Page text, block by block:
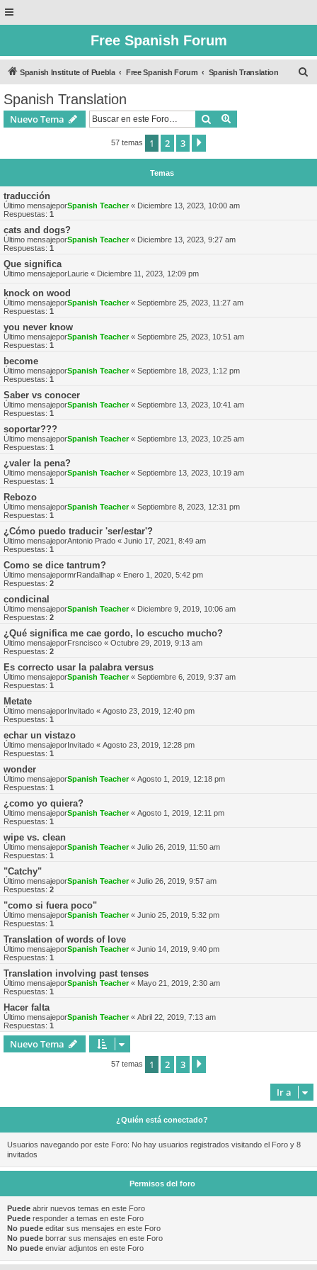
Free Spanish Forum
Spanish Institute of Puebla Free Spanish Forum Spanish Translation
Spanish Translation
Nuevo Tema Buscar
57 temas 1 2 3
Temas
traducción
Último mensajeporSpanish Teacher« Diciembre 13, 2023, 10:00 am
Respuestas: 1
cats and dogs?
Último mensajeporSpanish Teacher« Diciembre 13, 2023, 9:27 am
Respuestas: 1
Que significa
Último mensajeporLaurie « Diciembre 11, 2023, 12:09 pm
knock on wood
Último mensajeporSpanish Teacher« Septiembre 25, 2023, 11:27 am
Respuestas: 1
you never know
Último mensajeporSpanish Teacher« Septiembre 25, 2023, 10:51 am
Respuestas: 1
become
Último mensajeporSpanish Teacher« Septiembre 18, 2023, 1:12 pm
Respuestas: 1
Saber vs conocer
Último mensajeporSpanish Teacher« Septiembre 13, 2023, 10:41 am
Respuestas: 1
soportar???
Último mensajeporSpanish Teacher« Septiembre 13, 2023, 10:25 am
Respuestas: 1
¿valer la pena?
Último mensajeporSpanish Teacher« Septiembre 13, 2023, 10:19 am
Respuestas: 1
Rebozo
Último mensajeporSpanish Teacher« Septiembre 8, 2023, 12:31 pm
Respuestas: 1
¿Cómo puedo traducir 'ser/estar'?
Último mensajeporAntonio Prado « Junio 17, 2021, 8:49 am
Respuestas: 1
Como se dice tantrum?
Último mensajepormrRandallhap « Enero 1, 2020, 5:42 pm
Respuestas: 2
condicinal
Último mensajeporSpanish Teacher« Diciembre 9, 2019, 10:06 am
Respuestas: 2
¿Qué significa me cae gordo, lo escucho mucho?
Último mensajeporFrsncisco « Octubre 29, 2019, 9:13 am
Respuestas: 2
Es correcto usar la palabra versus
Último mensajeporSpanish Teacher« Septiembre 6, 2019, 9:37 am
Respuestas: 1
Metate
Último mensajeporInvitado « Agosto 23, 2019, 12:40 pm
Respuestas: 1
echar un vistazo
Último mensajeporInvitado « Agosto 23, 2019, 12:28 pm
Respuestas: 1
wonder
Último mensajeporSpanish Teacher« Agosto 1, 2019, 12:18 pm
Respuestas: 1
¿como yo quiera?
Último mensajeporSpanish Teacher« Agosto 1, 2019, 12:11 pm
Respuestas: 1
wipe vs. clean
Último mensajeporSpanish Teacher« Julio 26, 2019, 11:50 am
Respuestas: 1
"Catchy"
Último mensajeporSpanish Teacher« Julio 26, 2019, 9:57 am
Respuestas: 2
"como si fuera poco"
Último mensajeporSpanish Teacher« Junio 25, 2019, 5:32 pm
Respuestas: 1
Translation of words of love
Último mensajeporSpanish Teacher« Junio 14, 2019, 9:40 pm
Respuestas: 1
Translation involving past tenses
Último mensajeporSpanish Teacher« Mayo 21, 2019, 2:30 am
Respuestas: 1
Hacer falta
Último mensajeporSpanish Teacher« Abril 22, 2019, 7:13 am
Respuestas: 1
Nuevo Tema
57 temas 1 2 3
Ir a
¿Quién está conectado?
Usuarios navegando por este Foro: No hay usuarios registrados visitando el Foro y 8
invitados
Permisos del foro
Puede abrir nuevos temas en este Foro
Puede responder a temas en este Foro
No puede editar sus mensajes en este Foro
No puede borrar sus mensajes en este Foro
No puede enviar adjuntos en este Foro